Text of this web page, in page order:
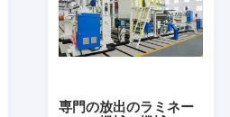
専門の放出のラミネー